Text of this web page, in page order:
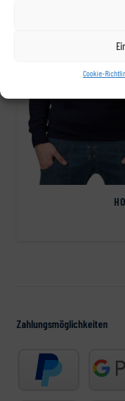
Cookie-
Zahlungsmöglichkeiten